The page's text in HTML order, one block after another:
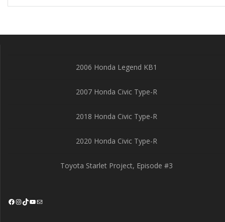
2006 Honda Legend KB1
2007 Honda Civic Type-R
2018 Honda Civic Type-R
2020 Honda Civic Type-R
Toyota Starlet Project, Episode #3
Facebook
Instagram
TikTok
YouTube
Mail